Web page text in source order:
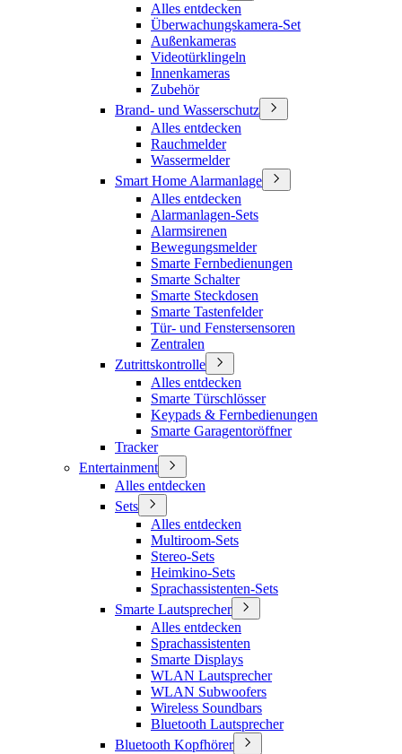
Alles entdecken
Überwachungskamera-Set
Außenkameras
Videotürklingeln
Innenkameras
Zubehör
Brand- und Wasserschutz
Alles entdecken
Rauchmelder
Wassermelder
Smart Home Alarmanlage
Alles entdecken
Alarmanlagen-Sets
Alarmsirenen
Bewegungsmelder
Smarte Fernbedienungen
Smarte Schalter
Smarte Steckdosen
Smarte Tastenfelder
Tür- und Fenstersensoren
Zentralen
Zutrittskontrolle
Alles entdecken
Smarte Türschlösser
Keypads & Fernbedienungen
Smarte Garagentoröffner
Tracker
Entertainment
Alles entdecken
Sets
Alles entdecken
Multiroom-Sets
Stereo-Sets
Heimkino-Sets
Sprachassistenten-Sets
Smarte Lautsprecher
Alles entdecken
Sprachassistenten
Smarte Displays
WLAN Lautsprecher
WLAN Subwoofers
Wireless Soundbars
Bluetooth Lautsprecher
Bluetooth Kopfhörer